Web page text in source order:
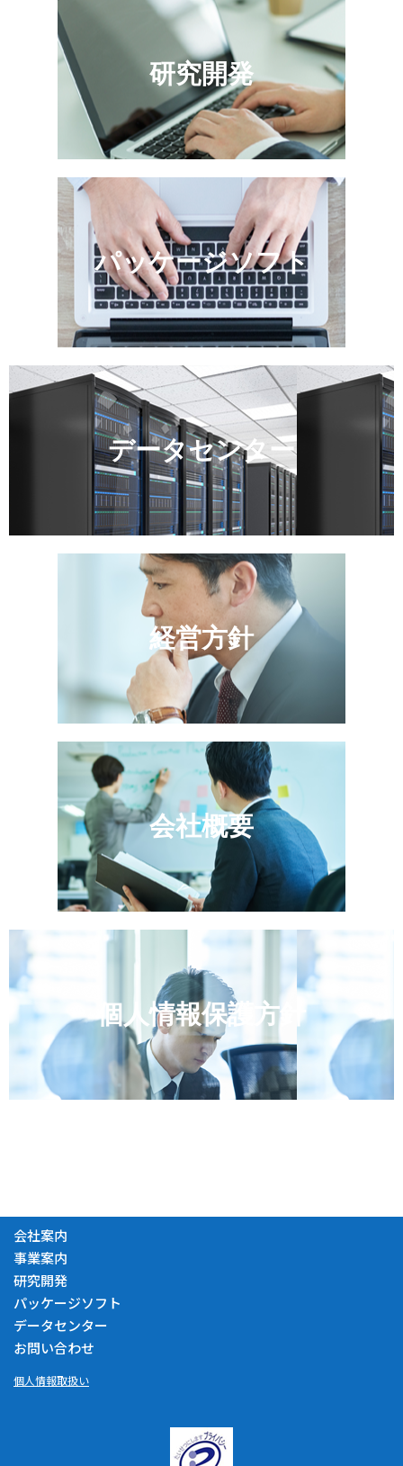
研究開発
パッケージソフト
データセンター
経営方針
会社概要
個人情報保護方針
会社案内
事業案内
研究開発
パッケージソフト
データセンター
お問い合わせ
個人情報取扱い